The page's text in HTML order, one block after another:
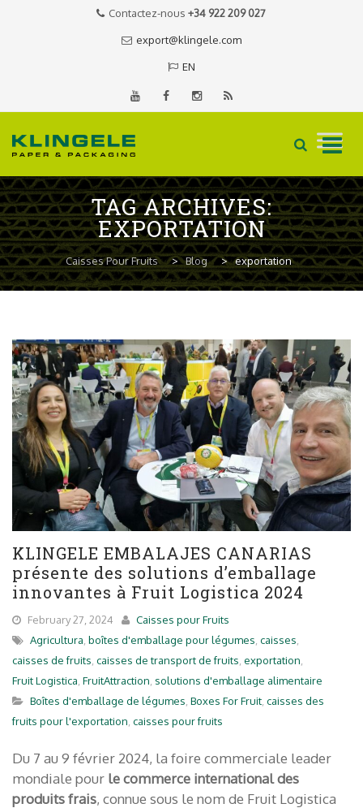
Contactez-nous +34 922 209 027
export@klingele.com
EN
Skip
to
content
TAG ARCHIVES:
EXPORTATION
Caisses Pour Fruits > Blog > exportation
KLINGELE EMBALAJES CANARIAS
présente des solutions d’emballage
innovantes à Fruit Logistica 2024
February 27, 2024
Caisses pour Fruits
Agricultura boîtes d'emballage pour légumes caisses
caisses de fruits caisses de transport de fruits exportation
Fruit Logistica FruitAttraction solutions d'emballage alimentaire
Boîtes d'emballage de légumes Boxes For Fruit caisses des
fruits pour l'exportation caisses pour fruits
Du 7 au 9 février 2024, la foire commerciale leader
mondiale pour le commerce international des
produits frais, connue sous le nom de Fruit Logistica